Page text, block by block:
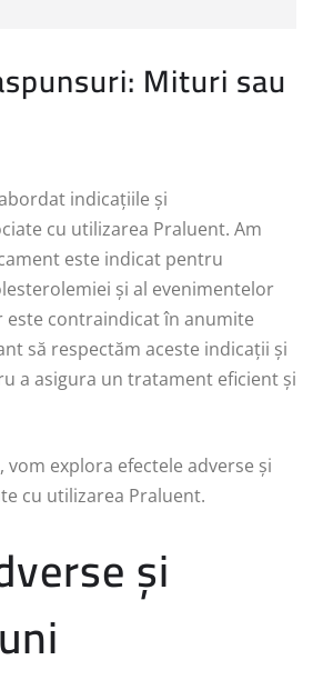
Mituri sau
indicațiile și
cu utilizarea Praluent. Am
este indicat pentru
și al evenimentelor
este contraindicat în anumite
să respectăm aceste indicații și
a asigura un tratament eficient și
explora efectele adverse și
cu utilizarea Praluent.
și